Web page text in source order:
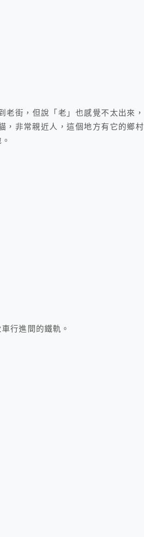
街，但說「老」也感覺不太出來，
，非常親近人，這個地方有它的鄉村
行進間的鐵軌。